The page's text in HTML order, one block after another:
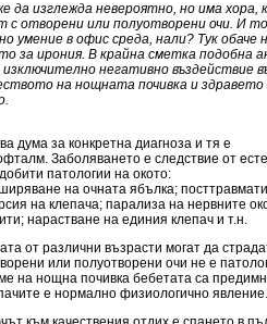
да изглежда невероятно, но има хора,
с отворени или полуотворени очи. И
умение в офис среда, нали? Тук обаче
за ирония. В крайна сметка подобна
негативно въздействие
на нощната почивка и
дума за конкретна диагноза и тя е
Заболяването е следствие от
патологии на окото:
на очната ябълка;
на клепача; парализа на нервните
нарастване на единия клепач и т.н.
от различни възрасти могат да
или полуотворени очи не е
на нощна почивка бебетата са
е нормално физиологично явление.